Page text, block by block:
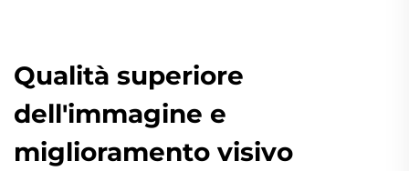
Qualità superiore
dell'immagine e
miglioramento visivo